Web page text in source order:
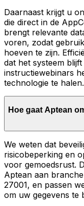
Daarnaast krijgt u
die direct in de
brengt relevante
voren, zodat
hoeven te zijn.
dat het systeem
instructiewebinars
technologie te halen.
Hoe gaat Aptean
We weten dat
risicobeperking en
voor gemoedsrust.
Aptean aan
27001, en passen
om uw gegevens te